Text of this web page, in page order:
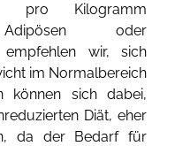
pro Kilogramm
Adipösen oder
empfehlen wir, sich
im Normalbereich
können sich dabei,
Diät, eher
da der Bedarf für